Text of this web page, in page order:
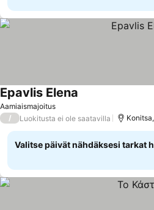
Aamiaismajoitus
Epavlis Elena
/ Luokitusta ei ole saatavilla
Valitse päivät nähdäksesi tarkat